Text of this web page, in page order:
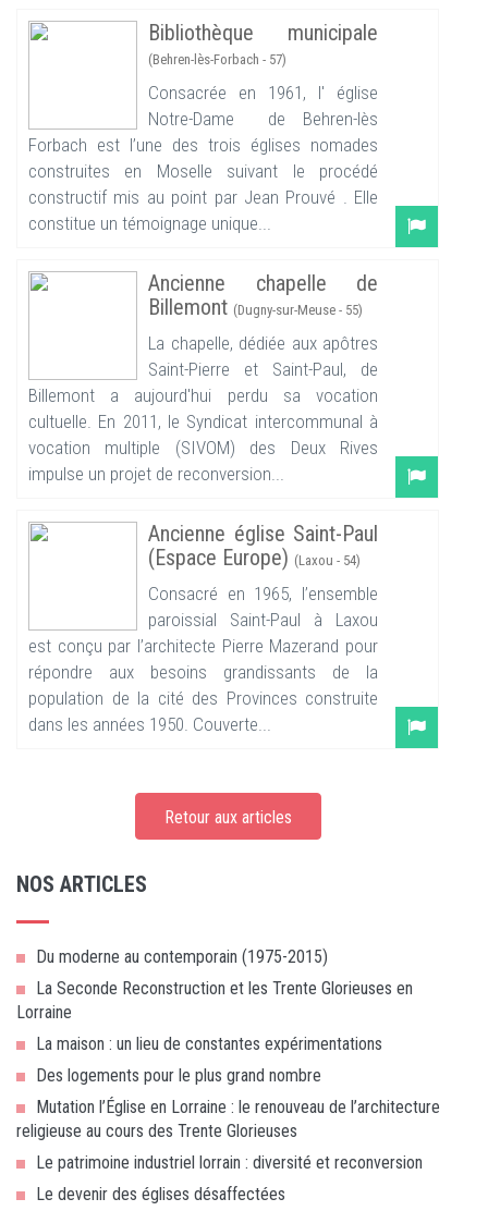
Bibliothèque municipale
(Behren-lès-Forbach - 57)
Consacrée en 1961, l' église
Notre-Dame de Behren-lès
Forbach est l’une des trois églises nomades
construites en Moselle suivant le procédé
constructif mis au point par Jean Prouvé . Elle
constitue un témoignage unique...
Ancienne chapelle de
Billemont (Dugny-sur-Meuse - 55)
La chapelle, dédiée aux apôtres
Saint-Pierre et Saint-Paul, de
Billemont a aujourd'hui perdu sa vocation
cultuelle. En 2011, le Syndicat intercommunal à
vocation multiple (SIVOM) des Deux Rives
impulse un projet de reconversion...
Ancienne église Saint-Paul
(Espace Europe) (Laxou - 54)
Consacré en 1965, l’ensemble
paroissial Saint-Paul à Laxou
est conçu par l’architecte Pierre Mazerand pour
répondre aux besoins grandissants de la
population de la cité des Provinces construite
dans les années 1950. Couverte...
Retour aux articles
NOS ARTICLES
Du moderne au contemporain (1975-2015)
La Seconde Reconstruction et les Trente Glorieuses en
Lorraine
La maison : un lieu de constantes expérimentations
Des logements pour le plus grand nombre
Mutation l’Église en Lorraine : le renouveau de l’architecture
religieuse au cours des Trente Glorieuses
Le patrimoine industriel lorrain : diversité et reconversion
Le devenir des églises désaffectées